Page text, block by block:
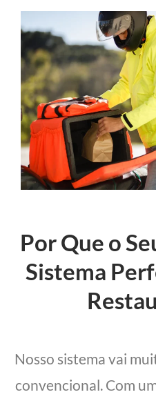
Por Que o
Sistema
Nosso sistema vai
convencional. Com